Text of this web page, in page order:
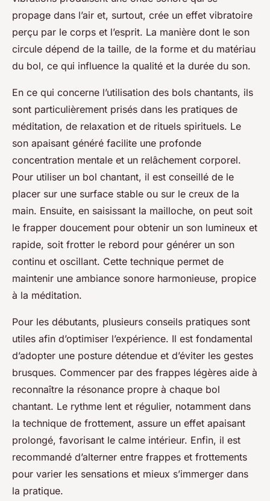
propage dans l’air et, surtout, crée un effet vibratoire
perçu par le corps et l’esprit. La manière dont le son
circule dépend de la taille, de la forme et du matériau
du bol, ce qui influence la qualité et la durée du son.
En ce qui concerne l’utilisation des bols chantants, ils
sont particulièrement prisés dans les pratiques de
méditation, de relaxation et de rituels spirituels. Le
son apaisant généré facilite une profonde
concentration mentale et un relâchement corporel.
Pour utiliser un bol chantant, il est conseillé de le
placer sur une surface stable ou sur le creux de la
main. Ensuite, en saisissant la mailloche, on peut soit
le frapper doucement pour obtenir un son lumineux et
rapide, soit frotter le rebord pour générer un son
continu et oscillant. Cette technique permet de
maintenir une ambiance sonore harmonieuse, propice
à la méditation.
Pour les débutants, plusieurs conseils pratiques sont
utiles afin d’optimiser l’expérience. Il est fondamental
d’adopter une posture détendue et d’éviter les gestes
brusques. Commencer par des frappes légères aide à
reconnaître la résonance propre à chaque bol
chantant. Le rythme lent et régulier, notamment dans
la technique de frottement, assure un effet apaisant
prolongé, favorisant le calme intérieur. Enfin, il est
recommandé d’alterner entre frappes et frottements
pour varier les sensations et mieux s’immerger dans
la pratique.